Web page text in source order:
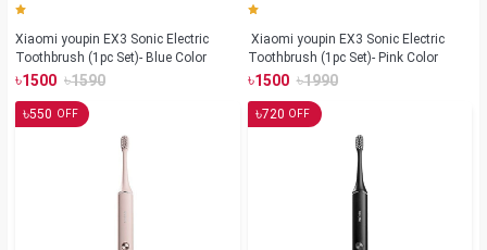
Xiaomi youpin EX3 Sonic Electric
Toothbrush (1pc Set)- Blue Color
৳1500 ৳1590
Toothbrush (1pc Set)- Pink Color
৳1500 ৳1990
৳550 OFF ৳720 OFF